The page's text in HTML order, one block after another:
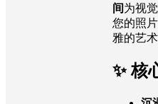
间为视
您的照
雅的艺
✨ 核